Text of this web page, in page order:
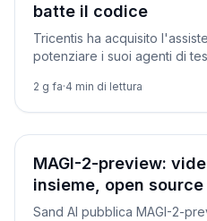
batte il codice
Tricentis ha acquisito
potenziare i suoi agenti di
2 g fa·4 min di lettura
Novità
MAGI-2-preview:
insieme, open source
Sand AI pubblica MAGI-2-